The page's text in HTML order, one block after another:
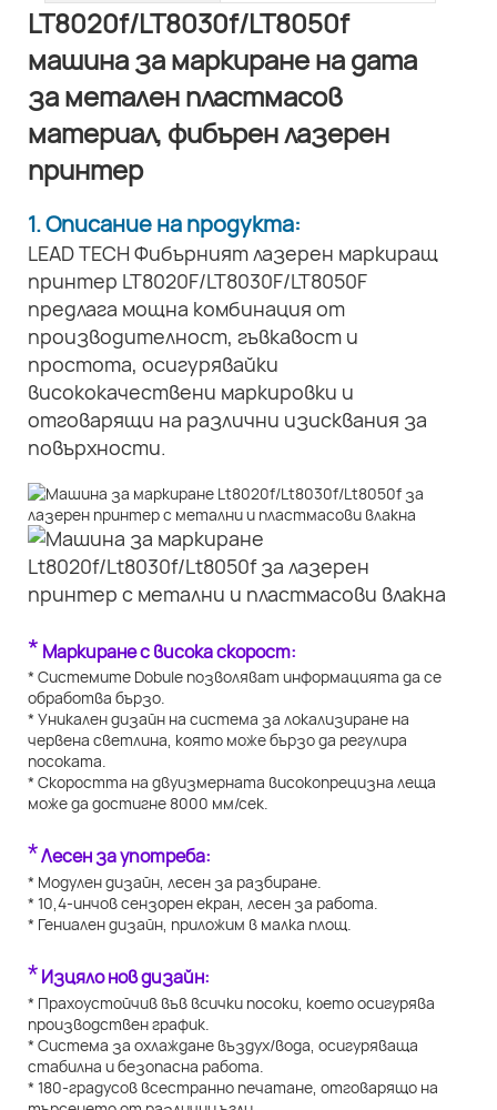
LT8020f/LT8030f/LT8050f
машина за маркиране на дата
за метален пластмасов
материал, фибърен лазерен
принтер
1. Описание на продукта:
LEAD TECH Фибърният лазерен маркиращ
принтер LT8020F/LT8030F/LT8050F
предлага мощна комбинация от
производителност, гъвкавост и
простота, осигурявайки
висококачествени маркировки и
отговарящи на различни изисквания за
повърхности.
* Маркиране с висока скорост:
* Системите Dobule позволяват информацията да се
обработва бързо.
* Уникален дизайн на система за локализиране на
червена светлина, която може бързо да регулира
посоката.
* Скоростта на двуизмерната високопрецизна леща
може да достигне 8000 мм/сек.
*Лесен за употреба:
* Модулен дизайн, лесен за разбиране.
* 10,4-инчов сензорен екран, лесен за работа.
* Гениален дизайн, приложим в малка площ.
*Изцяло нов дизайн:
* Прахоустойчив във всички посоки, което осигурява
производствен график.
* Система за охлаждане въздух/вода, осигуряваща
стабилна и безопасна работа.
* 180-градусов всестранно печатане, отговарящо на